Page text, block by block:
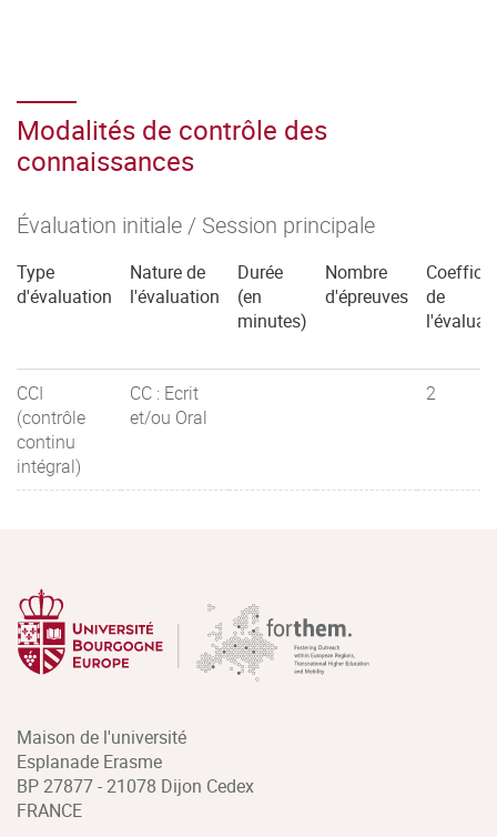
Modalités de contrôle des
connaissances
Évaluation initiale / Session principale
Type
d'évaluation
Nature de
l'évaluation
Durée
(en
minutes)
Nombre
d'épreuves
de
CCI
(contrôle
continu
intégral)
CC : Ecrit
et/ou Oral
2
Maison de l'université
Esplanade Erasme
BP 27877 - 21078 Dijon Cedex
FRANCE